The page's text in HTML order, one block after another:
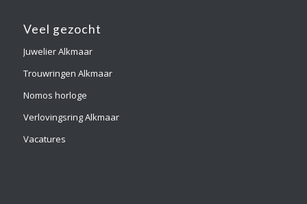
Veel gezocht
Juwelier Alkmaar
Trouwringen Alkmaar
Nomos horloge
Verlovingsring Alkmaar
Vacatures